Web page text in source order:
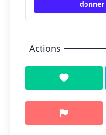
donner
Actions